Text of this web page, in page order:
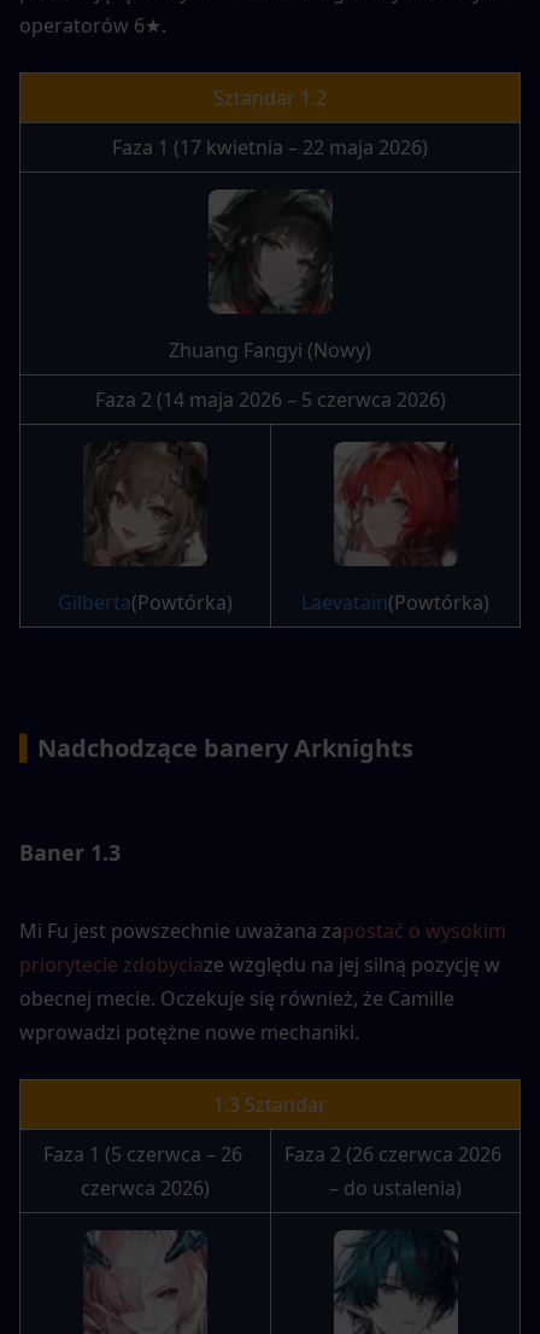
operatorów 6★.
Sztandar 1.2
Faza 1 (17 kwietnia – 22 maja 2026)
Zhuang Fangyi (Nowy)
Faza 2 (14 maja 2026 – 5 czerwca 2026)
Gilberta(Powtórka) Laevatain(Powtórka)
Nadchodzące banery Arknights
Baner 1.3
Mi Fu jest powszechnie uważana zapostać o wysokim
priorytecie zdobyciaze względu na jej silną pozycję w
obecnej mecie. Oczekuje się również, że Camille
wprowadzi potężne nowe mechaniki.
1.3 Sztandar
Faza 1 (5 czerwca – 26
czerwca 2026)
Faza 2 (26 czerwca 2026
– do ustalenia)